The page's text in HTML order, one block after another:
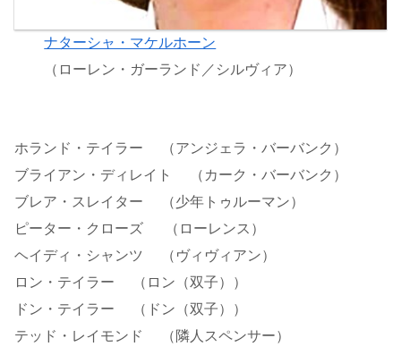
ナターシャ・マケルホーン
（ローレン・ガーランド／シルヴィア）
ホランド・テイラー （アンジェラ・バーバンク）
ブライアン・ディレイト （カーク・バーバンク）
ブレア・スレイター （少年トゥルーマン）
ピーター・クローズ （ローレンス）
ヘイディ・シャンツ （ヴィヴィアン）
ロン・テイラー （ロン（双子））
ドン・テイラー （ドン（双子））
テッド・レイモンド （隣人スペンサー）